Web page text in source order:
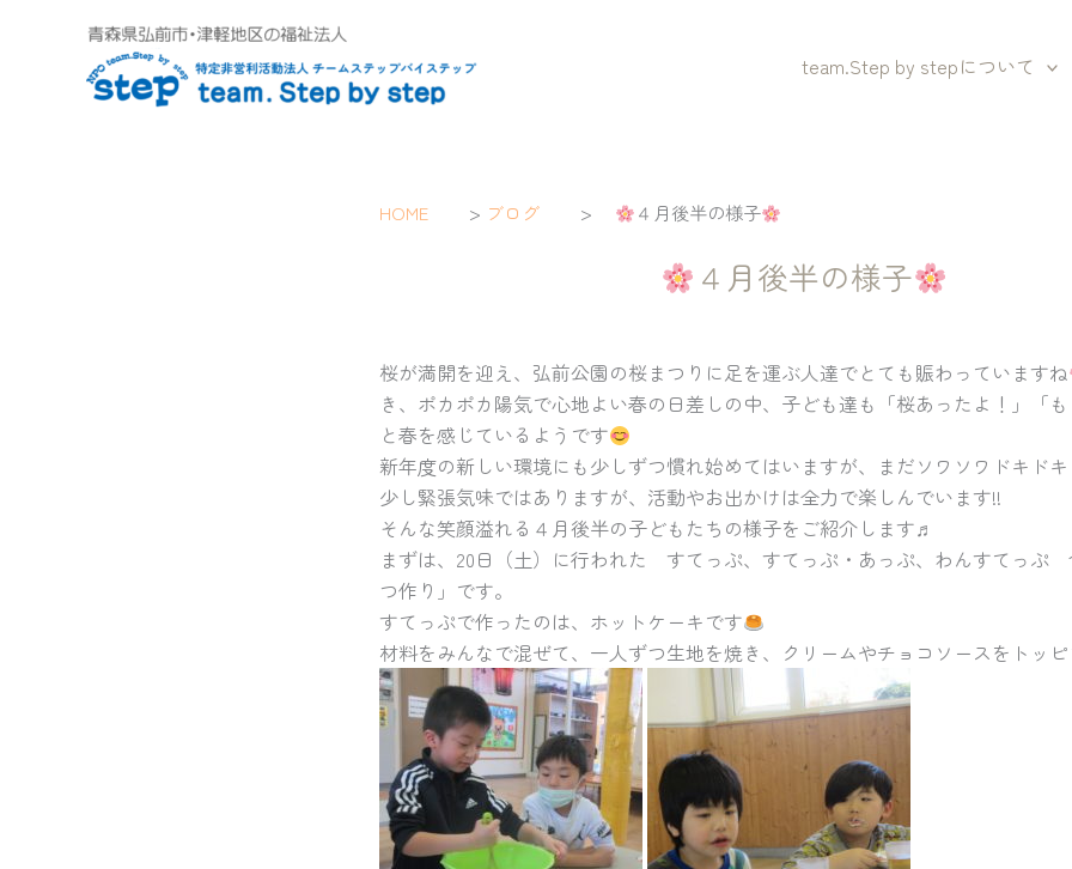
team.Step by stepについて
HOME > ブログ > ４月後半の様子
４月後半の様子
桜が満開を迎え、弘前公園の桜まつりに足を運ぶ人達でとても賑わっていますね
き、ポカポカ陽気で心地よい春の日差しの中、子ども達も「桜あったよ！」「
と春を感じているようです
新年度の新しい環境にも少しずつ慣れ始めてはいますが、まだソワソワドキド
少し緊張気味ではありますが、活動やお出かけは全力で楽しんでいます!!
そんな笑顔溢れる４月後半の子どもたちの様子をご紹介します♬
まずは、20日（土）に行われた すてっぷ、すてっぷ・あっぷ、わんすてっぷ
つ作り」です。
すてっぷで作ったのは、ホットケーキです
材料をみんなで混ぜて、一人ずつ生地を焼き、クリームやチョコソースをトッ